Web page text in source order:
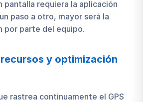
pantalla requiera la aplicación
paso a otro, mayor será la
por parte del equipo.
y optimización
rastrea continuamente el GPS